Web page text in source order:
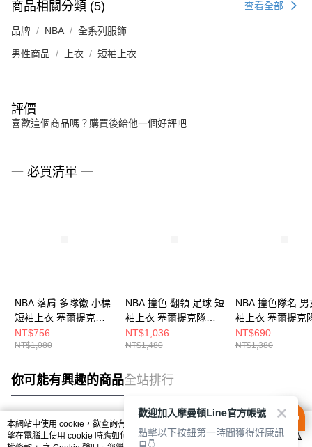
商品相關分類 (5) 查看全部
品牌 NBA 全系列服飾
男性商品 上衣 短袖上衣
評價
喜歡這個商品嗎？購買後給他一個好評吧
一 必買清單 一
NBA 落肩 多隊徽 小標
短袖上衣 塞爾提克隊
3525100600
NT$756
NT$1,080
NBA 撞色 翻領 足球 短
袖上衣 塞爾提克隊
3625149000
NT$1,036
NT$1,480
NBA 撞色隊名 男
袖上衣 塞爾提克
3625112572
NT$690
NT$1,380
你可能有興趣的商品全站排行
熱門標籤
本網站中使用 cookie，欲查詢有關本網站使用 cookie 方式之詳情，及若您不希
望在電腦上使用 cookie 時應如何變更電腦的 cookie 設定，請參閱本網站「
隱私
歡迎加入摩曼頓Line官方帳號
點擊以下按鈕第一時間獲得好康訊